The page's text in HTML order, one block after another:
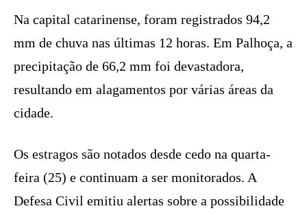
Na capital catarinense, foram registrados 94,2
mm de chuva nas últimas 12 horas. Em Palhoça, a
precipitação de 66,2 mm foi devastadora,
resultando em alagamentos por várias áreas da
cidade.
Os estragos são notados desde cedo na quarta-
feira (25) e continuam a ser monitorados. A
Defesa Civil emitiu alertas sobre a possibilidade